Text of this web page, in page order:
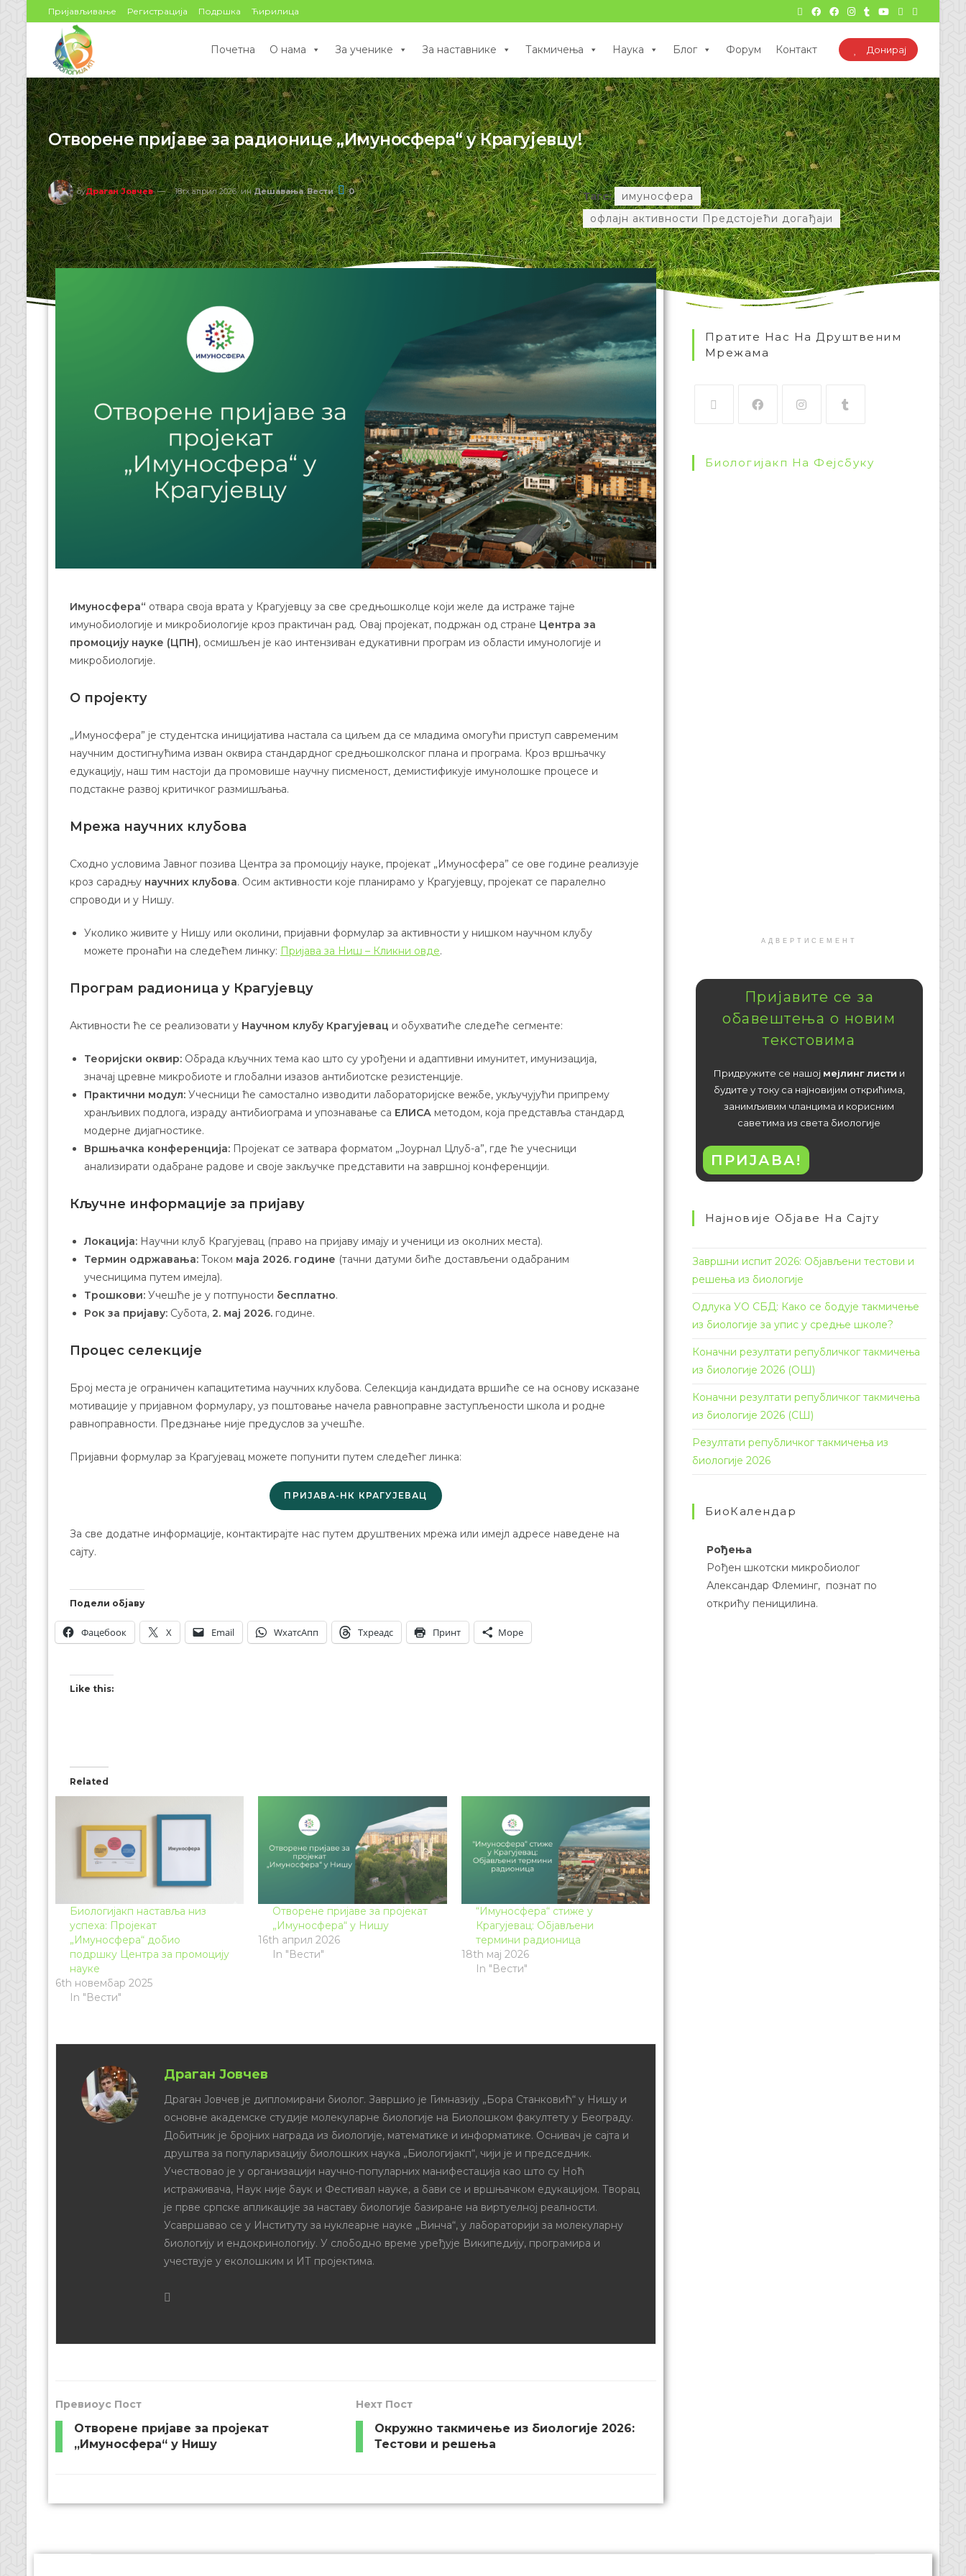
Пријављивање Регистрација Подршка Ћирилица
Донирај
Почетна О нама За ученике За наставнике Такмичења Наука Блог Форум Контакт
Отворене пријаве за радионице „Имуносфера“ у Крагујевцу!
бyДраган Јовчев 18тх април 2026 ин Дешавања,Вести 0 Тагс:
имуносфера
офлајн активности Предстојећи догађаји
Имуносфера“ отвара своја врата у Крагујевцу за све средњошколце који желе да истраже тајне
имунобиологије и микробиологије кроз практичан рад. Овај пројекат, подржан од стране Центра за
промоцију науке (ЦПН), осмишљен је као интензиван едукативни програм из области имунологије и
микробиологије.
О пројекту
„Имуносфера” је студентска иницијатива настала са циљем да се младима омогући приступ савременим
научним достигнућима изван оквира стандардног средњошколског плана и програма. Кроз вршњачку
едукацију, наш тим настоји да промовише научну писменост, демистификује имунолошке процесе и
подстакне развој критичког размишљања.
Мрежа научних клубова
Сходно условима Јавног позива Центра за промоцију науке, пројекат „Имуносфера” се ове године реализује
кроз сарадњу научних клубова. Осим активности које планирамо у Крагујевцу, пројекат се паралелно
спроводи и у Нишу.
Уколико живите у Нишу или околини, пријавни формулар за активности у нишком научном клубу
можете пронаћи на следећем линку: Пријава за Ниш – Кликни овде.
Програм радионица у Крагујевцу
Активности ће се реализовати у Научном клубу Крагујевац и обухватиће следеће сегменте:
Теоријски оквир: Обрада кључних тема као што су урођени и адаптивни имунитет, имунизација,
значај цревне микробиоте и глобални изазов антибиотске резистенције.
Практични модул: Учесници ће самостално изводити лабораторијске вежбе, укључујући припрему
хранљивих подлога, израду антибиограма и упознавање са ЕЛИСА методом, која представља стандард
модерне дијагностике.
Вршњачка конференција: Пројекат се затвара форматом „Јоурнал Цлуб-а”, где ће учесници
анализирати одабране радове и своје закључке представити на завршној конференцији.
Кључне информације за пријаву
Локација: Научни клуб Крагујевац (право на пријаву имају и ученици из околних места).
Термин одржавања: Током маја 2026. године (тачни датуми биће достављени одабраним
учесницима путем имејла).
Трошкови: Учешће је у потпуности бесплатно.
Рок за пријаву: Субота, 2. мај 2026. године.
Процес селекције
Број места је ограничен капацитетима научних клубова. Селекција кандидата вршиће се на основу исказане
мотивације у пријавном формулару, уз поштовање начела равноправне заступљености школа и родне
равноправности. Предзнање није предуслов за учешће.
Пријавни формулар за Крагујевац можете попунити путем следећег линка:
ПРИЈАВА-НК КРАГУЈЕВАЦ
За све додатне информације, контактирајте нас путем друштвених мрежа или имејл адресе наведене на
сајту.
Подели објаву
Фацебоок X Email WхатсАпп Тхреадс Принт Море
Like this:
Related
Биологијакп наставља низ
успеха: Пројекат
„Имуносфера“ добио
подршку Центра за промоцију
науке
6th новембар 2025
In "Вести"
Отворене пријаве за пројекат
„Имуносфера“ у Нишу
16th април 2026
In "Вести"
“Имуносфера“ стиже у
Крагујевац: Објављени
термини радионица
18th мај 2026
In "Вести"
Драган Јовчев
Драган Јовчев је дипломирани биолог. Завршио је Гимназију „Бора Станковић“ у Нишу и
основне академске студије молекуларне биологије на Биолошком факултету у Београду.
Добитник је бројних награда из биологије, математике и информатике. Оснивач је сајта и
друштва за популаризацију биолошких наука „Биологијакп“, чији је и председник.
Учествовао је у организацији научно-популарних манифестација као што су Ноћ
истраживача, Наук није баук и Фестивал науке, а бави се и вршњачком едукацијом. Творац
је прве српске апликације за наставу биологије базиране на виртуелној реалности.
Усавршавао се у Институту за нуклеарне науке „Винча“, у лабораторији за молекуларну
биологију и ендокринологију. У слободно време уређује Википедију, програмира и
учествује у еколошким и ИТ пројектима.
Превиоус Пост
Отворене пријаве за пројекат
„Имуносфера“ у Нишу
Неxт Пост
Окружно такмичење из биологије 2026:
Тестови и решења
Пратите Нас На Друштвеним
Мрежама
Биологијакп На Фејсбуку
АДВЕРТИСЕМЕНТ
Пријавите се за
обавештења о новим
текстовима
Придружите се нашој мејлинг листи и
будите у току са најновијим открићима,
занимљивим чланцима и корисним
саветима из света биологије
ПРИЈАВА!
Најновије Објаве На Сајту
Завршни испит 2026: Објављени тестови и
решења из биологије
Одлука УО СБД: Како се бодује такмичење
из биологије за упис у средње школе?
Коначни резултати републичког такмичења
из биологије 2026 (ОШ)
Коначни резултати републичког такмичења
из биологије 2026 (СШ)
Резултати републичког такмичења из
биологије 2026
БиоКалендар
Рођења
Рођен шкотски микробиолог
Александар Флеминг, познат по
открићу пеницилина.